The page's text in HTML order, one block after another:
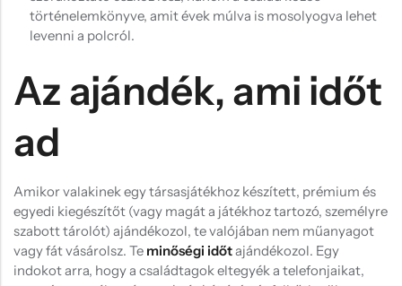
történelemkönyve, amit évek múlva is mosolyogva lehet
levenni a polcról.
Az ajándék, ami időt
ad
Amikor valakinek egy társasjátékhoz készített, prémium és
egyedi kiegészítőt (vagy magát a játékhoz tartozó, személyre
szabott tárolót) ajándékozol, te valójában nem műanyagot
vagy fát vásárolsz. Te minőségi időtajándékozol. Egy
indokot arra, hogy a családtagok eltegyék a telefonjaikat,